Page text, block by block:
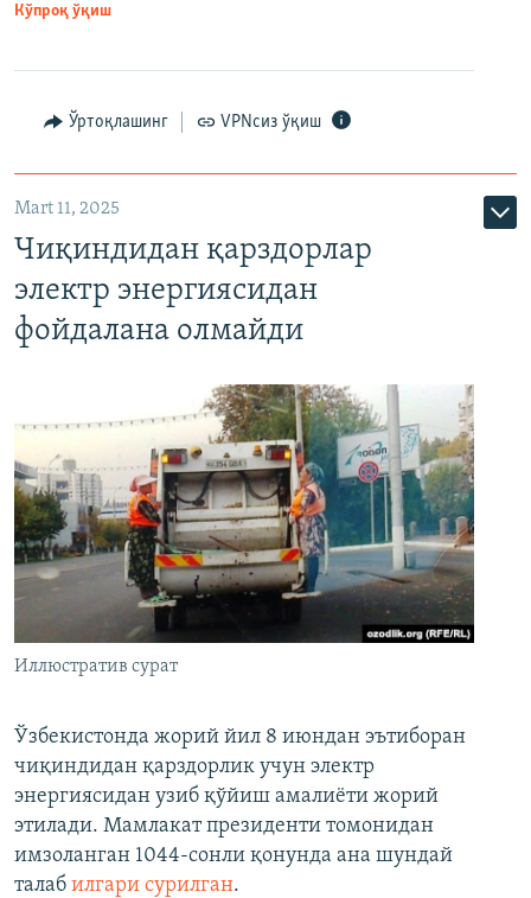
Кўпроқ ўқиш
Ўртоқлашинг VPNсиз ўқиш
Mart 11, 2025
Чиқиндидан қарздорлар
электр энергиясидан
фойдалана олмайди
Иллюстратив сурат
Ўзбекистонда жорий йил 8 июндан эътиборан
чиқиндидан қарздорлик учун электр
энергиясидан узиб қўйиш амалиёти жорий
этилади. Мамлакат президенти томонидан
имзоланган 1044-сонли қонунда ана шундай
талаб илгари сурилган.